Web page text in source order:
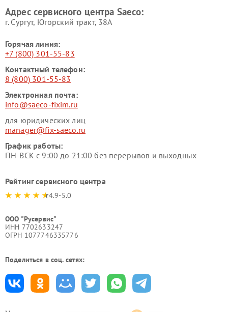
Адрес сервисного центра Saeco:
г. Сургут, Югорский тракт, 38А
Горячая линия:
+7 (800) 301-55-83
Контактный телефон:
8 (800) 301-55-83
Электронная почта:
info@saeco-fixim.ru
для юридических лиц
manager@fix-saeco.ru
График работы:
ПН-ВСК с 9:00 до 21:00 без перерывов и выходных
Рейтинг сервисного центра
4.9-5.0
ООО "Русервис"
ИНН 7702633247
ОГРН 1077746335776
Поделиться в соц. сетях: